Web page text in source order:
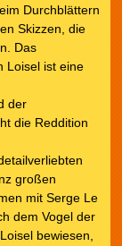
Durchblättern
Skizzen, die
Das
Loisel ist eine
der
die Reddition
großen
mit Serge Le
dem Vogel der
bewiesen,